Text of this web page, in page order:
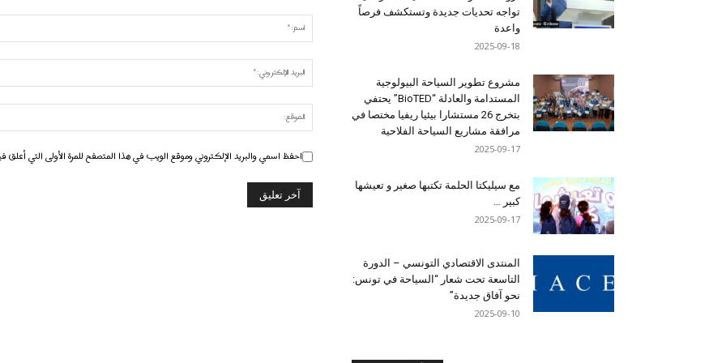
احفظ اسمي والبريد الإلكتروني وموقع الويب في هذا المتصفح للمرة الأولى التي أعلق
تواجه تحديات جديدة وتستكشف فرصاً
واعدة
2025-09-18
مشروع تطوير السياحة البيولوجية
المستدامة والعادلة “BioTED” يحتفي
بتخرج 26 مستشارا بيئيا ريفيا مختصا في
مرافقة مشاريع السياحة الفلاحية
2025-09-17
مع سيليكتا الحلمة تكتبها صغير و تعيشها
كبير …
2025-09-17
المنتدى الاقتصادي التونسي – الدورة
التاسعة تحت شعار “السياحة في تونس:
نحو آفاق جديدة”
2025-09-10